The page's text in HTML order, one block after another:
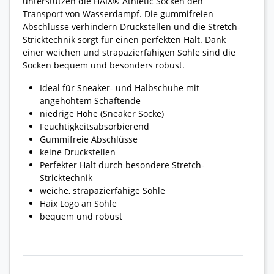
Transport von Wasserdampf. Die gummifreien
Abschlüsse verhindern Druckstellen und die Stretch-
Stricktechnik sorgt für einen perfekten Halt. Dank
einer weichen und strapazierfähigen Sohle sind die
Socken bequem und besonders robust.
Ideal für Sneaker- und Halbschuhe mit
angehöhtem Schaftende
niedrige Höhe (Sneaker Socke)
Feuchtigkeitsabsorbierend
Gummifreie Abschlüsse
keine Druckstellen
Perfekter Halt durch besondere Stretch-
Stricktechnik
weiche, strapazierfähige Sohle
Haix Logo an Sohle
bequem und robust